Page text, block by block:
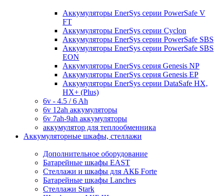
Аккумуляторы EnerSys серии PowerSafe V
FT
Аккумуляторы EnerSys серии Cyclon
Аккумуляторы EnerSys серии PowerSafe SBS
Аккумуляторы EnerSys серии PowerSafe SBS
EON
Аккумуляторы EnerSys серия Genesis NP
Аккумуляторы EnerSys серия Genesis EP
Аккумуляторы EnerSys серии DataSafe HX,
HX+ (Plus)
6v - 4.5 / 6 Ah
6v 12ah аккумуляторы
6v 7ah-9ah аккумуляторы
аккумулятор для теплообменника
Аккумуляторные шкафы, стеллажи
Дополнительное оборудование
Батарейные шкафы EAST
Стеллажи и шкафы для АКБ Forte
Батарейные шкафы Lanches
Стеллажи Stark